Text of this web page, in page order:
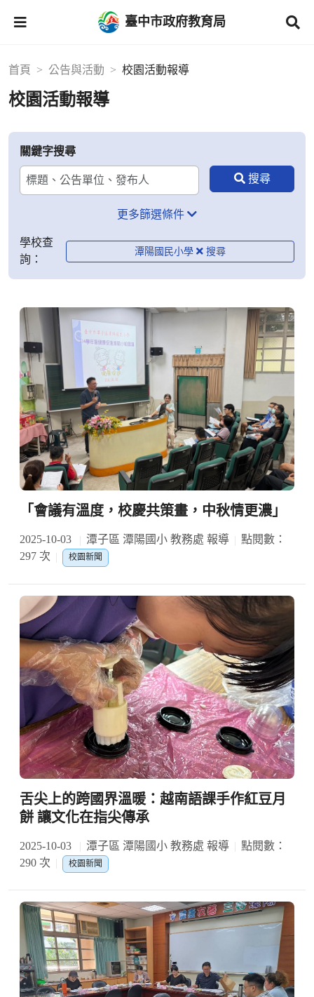
臺中市政府教育局
首頁 公告與活動 校園活動報導
校園活動報導
關鍵字搜尋
更多篩選條件
學校查
詢：
潭陽國民小學
「會議有溫度，校慶共策畫，中秋情更濃」
2025-10-03 潭子區 潭陽國小 教務處 報導
點閱數：
297 次
校園新聞
舌尖上的跨國界溫暖：越南語課手作紅豆月
餅 讓文化在指尖傳承
2025-10-03 潭子區 潭陽國小 教務處 報導
點閱數：
290 次
校園新聞